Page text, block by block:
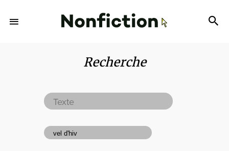
Recherche